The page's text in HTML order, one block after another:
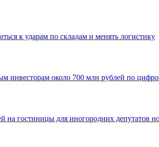
к ударам по складам и менять логистику
инвесторам около 700 млн рублей по
на гостиницы для иногородних депутатов